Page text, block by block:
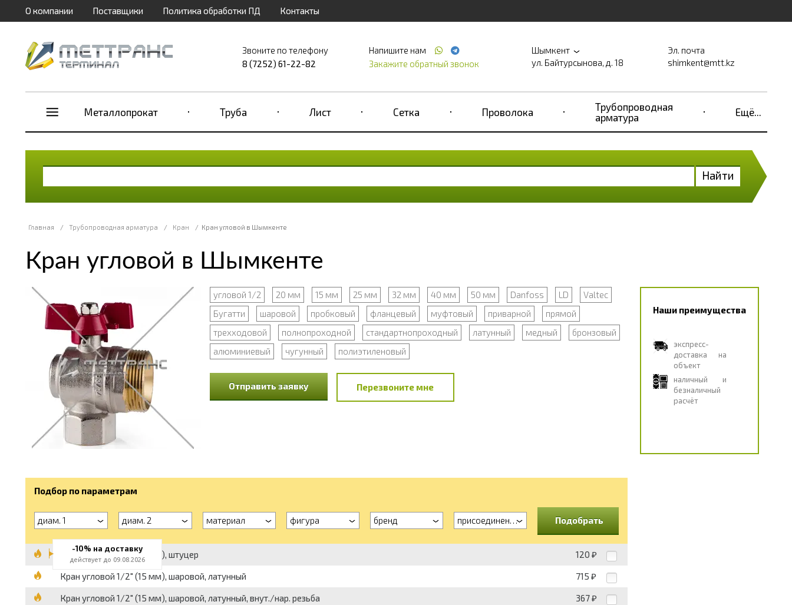
О компании Поставщики Политика обработки ПД Контакты
Звоните по телефону
8 (7252) 61-22-82
Напишите нам
Закажите обратный звонок
Шымкент
ул. Байтурсынова, д. 18
Эл. почта
shimkent@mtt.kz
Металлопрокат Труба Лист Сетка Проволока
Трубопроводная
арматура
Ещё...
Найти
Главная / Трубопроводная арматура / Кран / Кран угловой в Шымкенте
Кран угловой в Шымкенте
угловой 1/2 20 мм 15 мм 25 мм 32 мм 40 мм 50 мм Danfoss LD
Valtec
Бугатти
шаровой пробковый фланцевый муфтовый приварной
прямой
трехходовой
полнопроходной стандартнопроходный латунный медный
бронзовый
алюминиевый
чугунный полиэтиленовый
Отправить заявку Перезвоните мне
Наши преимущества
экспресс-
доставка на
объект
наличный и
безналичный
расчёт
Подбор по параметрам
диам. 1 диам. 2 материал фигура бренд присоединение Подобрать
Кран угловой 1/2" (15 мм), штуцер 120 ₽
Кран угловой 1/2" (15 мм), шаровой, латунный 715 ₽
Кран угловой 1/2" (15 мм), шаровой, латунный, внут./нар. резьба 367 ₽
-10% на доставку
действует до 09.08.2026